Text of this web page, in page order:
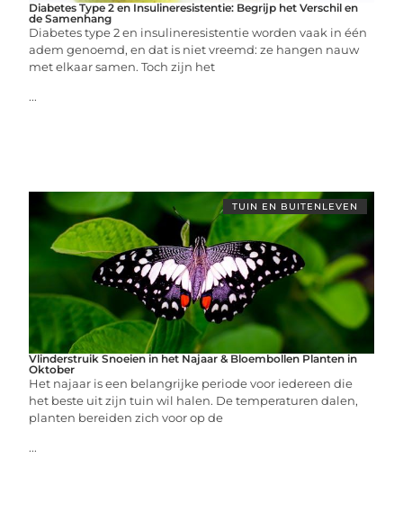
Diabetes Type 2 en Insulineresistentie: Begrijp het Verschil en
de Samenhang
Diabetes type 2 en insulineresistentie worden vaak in één
adem genoemd, en dat is niet vreemd: ze hangen nauw
met elkaar samen. Toch zijn het
...
TUIN EN BUITENLEVEN
Vlinderstruik Snoeien in het Najaar & Bloembollen Planten in
Oktober
Het najaar is een belangrijke periode voor iedereen die
het beste uit zijn tuin wil halen. De temperaturen dalen,
planten bereiden zich voor op de
...